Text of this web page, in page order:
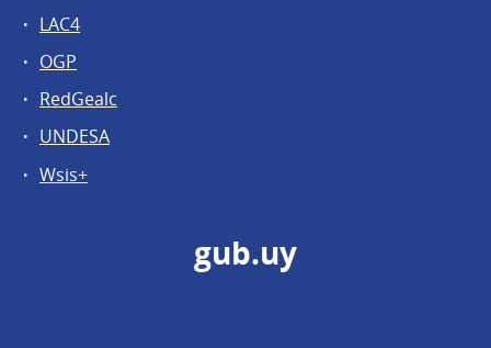
LAC4
OGP
RedGealc
UNDESA
Wsis+
gub.uy